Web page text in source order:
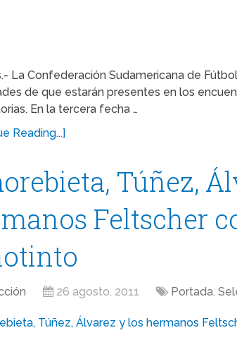
La Confederación Sudamericana de
de que estarán presentes en los
En la tercera fecha …
Reading...]
Túñez,
Feltscher
26 agosto, 2011 Portada,